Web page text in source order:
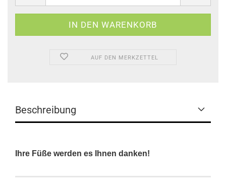
AUF DEN MERKZETTEL
Beschreibung
Ihre Füße werden es Ihnen danken!